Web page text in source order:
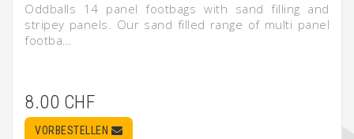
Oddballs 14 panel footbags with sand filling and
stripey panels. Our sand filled range of multi panel
footba…
8.00 CHF
VORBESTELLEN